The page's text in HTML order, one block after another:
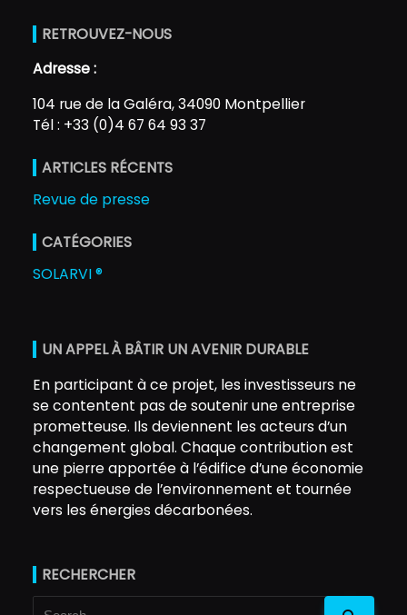
RETROUVEZ-NOUS
Adresse :
104 rue de la Galéra, 34090 Montpellier
Tél : +33 (0)4 67 64 93 37
ARTICLES RÉCENTS
Revue de presse
CATÉGORIES
SOLARVI ®
UN APPEL À BÂTIR UN AVENIR DURABLE
En participant à ce projet, les investisseurs ne
se contentent pas de soutenir une entreprise
prometteuse. Ils deviennent les acteurs d’un
changement global. Chaque contribution est
une pierre apportée à l’édifice d’une économie
respectueuse de l’environnement et tournée
vers les énergies décarbonées.
RECHERCHER
Search